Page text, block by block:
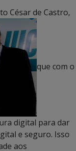
César de Castro,
que com o
digital para dar
e seguro. Isso
aos